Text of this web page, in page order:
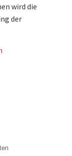
wird die
der